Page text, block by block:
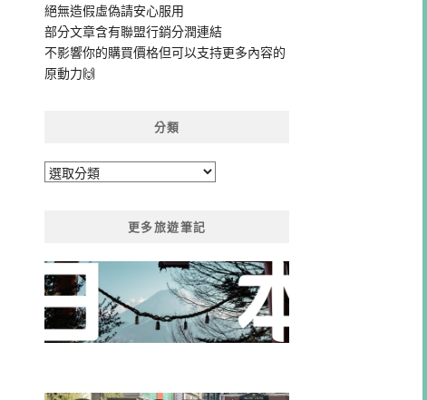
絕無造假虛偽請安心服用
部分文章含有聯盟行銷分潤連結
不影響你的購買價格但可以支持更多內容的
原動力🙌
分類
分
更多旅遊筆記